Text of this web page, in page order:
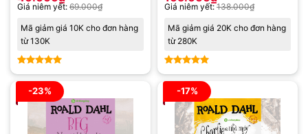
Được xếp
hạng4.94
5 sao
Giá niêm yết: 69.000₫
Mã giảm giá 10K cho đơn hàng
từ 130K
Được xếp
hạng55
Giá niêm yết:138.000₫
Mã giảm giá 20K cho đơn hàng
từ 280K
-23% -17%